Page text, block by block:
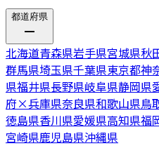
都道府県
北海道青森県岩手県宮城県秋
群馬県埼玉県千葉県東京都神
県福井県長野県岐阜県静岡県
府×兵庫県奈良県和歌山県鳥
徳島県香川県愛媛県高知県福
宮崎県鹿児島県沖縄県